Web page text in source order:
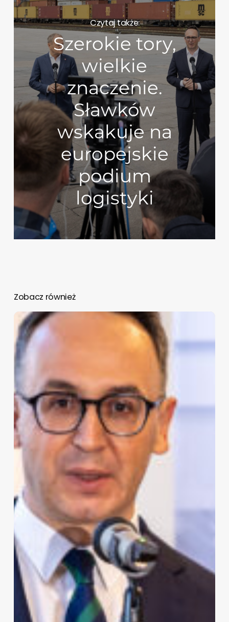
Czytaj także:
Szerokie tory,
wielkie
znaczenie.
Sławków
wskakuje na
europejskie
podium
logistyki
Zobacz również